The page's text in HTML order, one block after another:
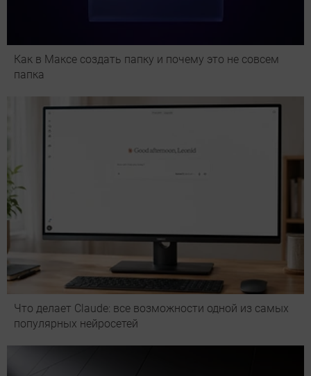
Как в Максе создать папку и почему это не совсем
папка
Что делает Сlaude: все возможности одной из самых
популярных нейросетей